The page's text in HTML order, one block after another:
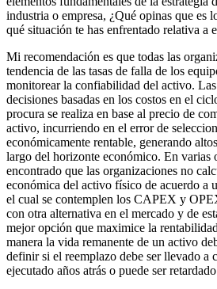
industria o empresa, ¿Qué opinas que es
qué situación te has enfrentado relativa a
Mi recomendación es que todas las
tendencia de las tasas de falla de los
monitorear la confiabilidad del activo.
decisiones basadas en los costos en el
procura se realiza en base al precio de
activo, incurriendo en el error de
económicamente rentable, generando
largo del horizonte económico. En varias
encontrado que las organizaciones no
económica del activo físico de acuerdo a
el cual se contemplen los CAPEX y
con otra alternativa en el mercado y de
mejor opción que maximice la
manera la vida remanente de un activo
definir si el reemplazo debe ser llevado a
ejecutado años atrás o puede ser